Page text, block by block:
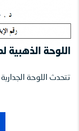
اللوحة الذهبية
تتحدث اللوحة